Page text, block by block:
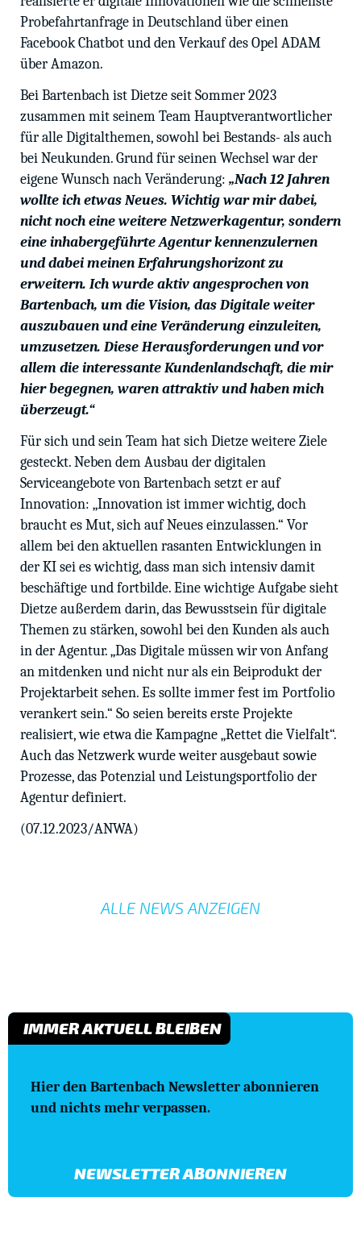
Probefahrtanfrage in Deutschland über einen
Facebook Chatbot und den Verkauf des Opel ADAM
über Amazon.
Bei Bartenbach ist Dietze seit Sommer 2023
zusammen mit seinem Team Hauptverantwortlicher
für alle Digitalthemen, sowohl bei Bestands- als auch
bei Neukunden. Grund für seinen Wechsel war der
eigene Wunsch nach Veränderung: „Nach 12 Jahren
wollte ich etwas Neues. Wichtig war mir dabei,
nicht noch eine weitere Netzwerkagentur, sondern
eine inhabergeführte Agentur kennenzulernen
und dabei meinen Erfahrungshorizont zu
erweitern. Ich wurde aktiv angesprochen von
Bartenbach, um die Vision, das Digitale weiter
auszubauen und eine Veränderung einzuleiten,
umzusetzen. Diese Herausforderungen und vor
allem die interessante Kundenlandschaft, die mir
hier begegnen, waren attraktiv und haben mich
überzeugt.“
Für sich und sein Team hat sich Dietze weitere Ziele
gesteckt. Neben dem Ausbau der digitalen
Serviceangebote von Bartenbach setzt er auf
Innovation: „Innovation ist immer wichtig, doch
braucht es Mut, sich auf Neues einzulassen.“ Vor
allem bei den aktuellen rasanten Entwicklungen in
der KI sei es wichtig, dass man sich intensiv damit
beschäftige und fortbilde. Eine wichtige Aufgabe sieht
Dietze außerdem darin, das Bewusstsein für digitale
Themen zu stärken, sowohl bei den Kunden als auch
in der Agentur. „Das Digitale müssen wir von Anfang
an mitdenken und nicht nur als ein Beiprodukt der
Projektarbeit sehen. Es sollte immer fest im Portfolio
verankert sein.“ So seien bereits erste Projekte
realisiert, wie etwa die Kampagne „Rettet die Vielfalt“.
Auch das Netzwerk wurde weiter ausgebaut sowie
Prozesse, das Potenzial und Leistungsportfolio der
Agentur definiert.
(07.12.2023/ANWA)
ALLE NEWS ANZEIGEN
IMMER AKTUELL BLEIBEN
Hier den Bartenbach Newsletter abonnieren
und nichts mehr verpassen.
NEWSLETTER ABONNIEREN